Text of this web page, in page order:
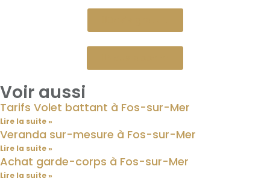
Voir aussi
Tarifs Volet battant à Fos-sur-Mer
Lire la suite »
Veranda sur-mesure à Fos-sur-Mer
Lire la suite »
Achat garde-corps à Fos-sur-Mer
Lire la suite »